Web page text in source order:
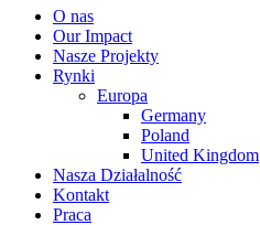
O nas
Our Impact
Nasze Projekty
Rynki
Europa
Germany
Poland
United Kingdom
Nasza Działalność
Kontakt
Praca